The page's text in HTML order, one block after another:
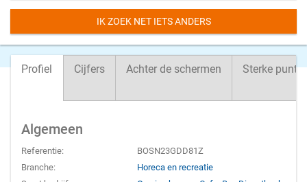
IK ZOEK NET IETS ANDERS
Profiel Cijfers Achter de schermen Sterke
Algemeen
Referentie:
BOSN23GDD81Z
Branche:
Horeca en recreatie